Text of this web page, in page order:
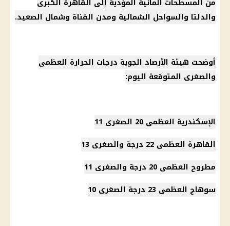
من المسطحات المائية المؤدية إلى القاهرة الكبرى
والدلتا والسواحل الشمالية ومدن القناة وشمال الصعيد.
أوضحت هيئة الأرصاد الجوية درجات الحرارة العظمى
والصغرى المتوقعة اليوم:
الإسكندرية العظمى 20 الصغرى 11
القاهرة العظمى 22 درجة والصغرى 13
مطروح العظمى 20 درجة والصغرى 11
سوهاج العظمى 23 درجة الصغرى 10